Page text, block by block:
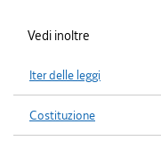
Vedi inoltre
Iter delle leggi
Costituzione